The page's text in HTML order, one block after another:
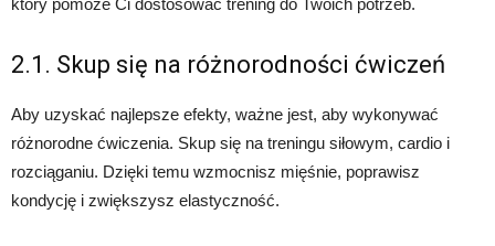
który pomoże Ci dostosować trening do Twoich potrzeb.
2.1. Skup się na różnorodności ćwiczeń
Aby uzyskać najlepsze efekty, ważne jest, aby wykonywać
różnorodne ćwiczenia. Skup się na treningu siłowym, cardio i
rozciąganiu. Dzięki temu wzmocnisz mięśnie, poprawisz
kondycję i zwiększysz elastyczność.